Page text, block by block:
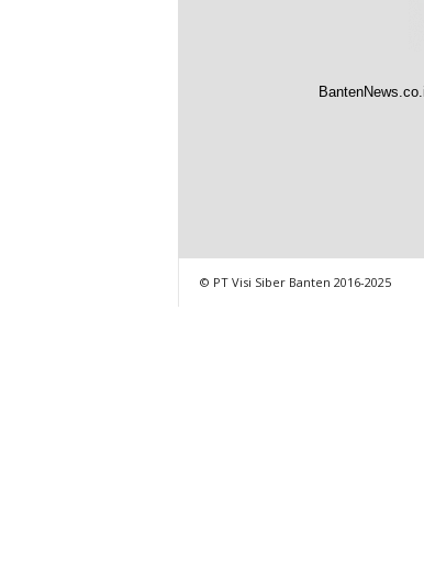
© PT Visi Siber Banten 2016-2025